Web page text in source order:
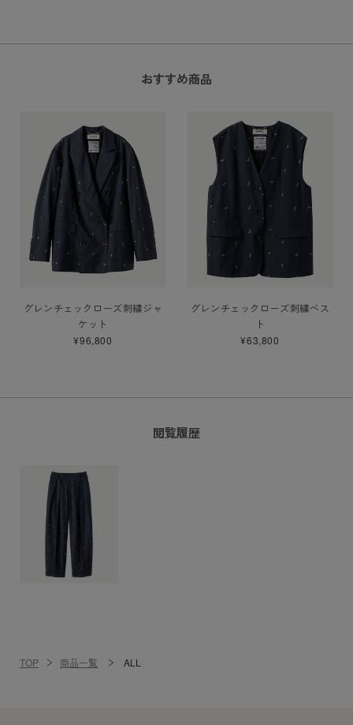
おすすめ商品
グレンチェックローズ刺繍ジャ
ケット
¥96,800
グレンチェックローズ刺繍ベス
ト
¥63,800
閲覧履歴
TOP 商品一覧 ALL